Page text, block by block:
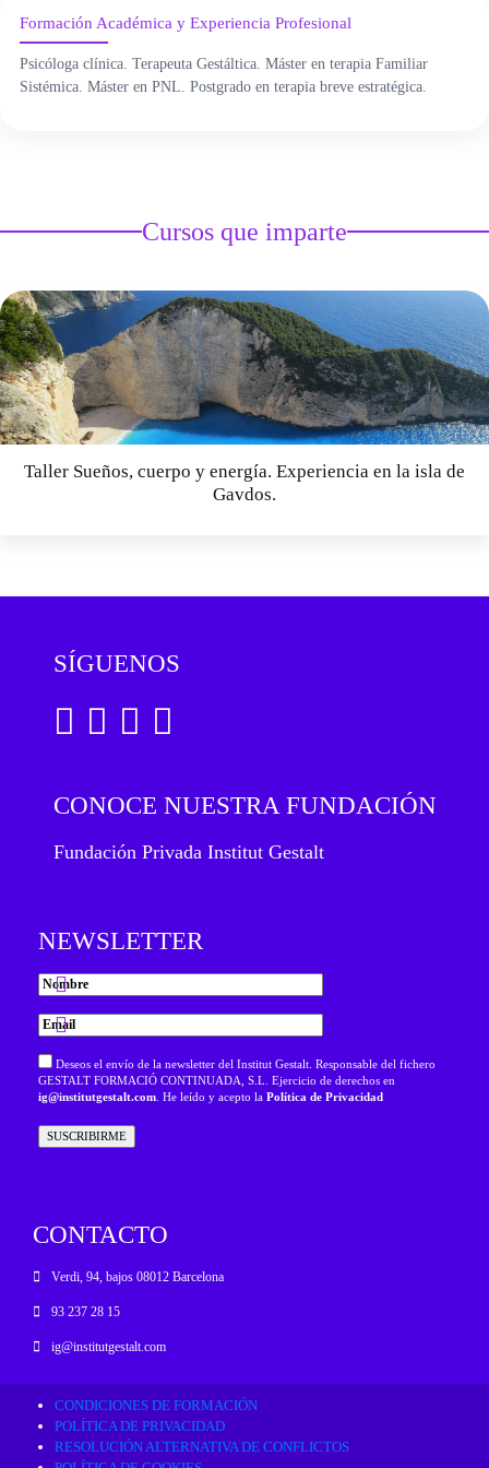
ÁREA DE CORPORAL
ÁREA ONLINE
Formación Académica y Experiencia Profesional
Psicóloga clínica. Terapeuta Gestáltica. Máster en terapia Familiar
Sistémica. Máster en PNL. Postgrado en terapia breve estratégica.
Cursos que imparte
Taller Sueños, cuerpo y energía. Experiencia en la isla de
Gavdos.
SÍGUENOS
CONOCE NUESTRA FUNDACIÓN
Fundación Privada Institut Gestalt
NEWSLETTER
Deseos el envío de la newsletter del Institut Gestalt. Responsable del fichero
GESTALT FORMACIÓ CONTINUADA, S.L. Ejercicio de derechos en
ig@institutgestalt.com . He leído y acepto la Política de Privacidad
CONTACTO
Verdi, 94, bajos 08012 Barcelona
93 237 28 15
ig@institutgestalt.com
CONDICIONES DE FORMACIÓN
POLÍTICA DE PRIVACIDAD
RESOLUCIÓN ALTERNATIVA DE CONFLICTOS